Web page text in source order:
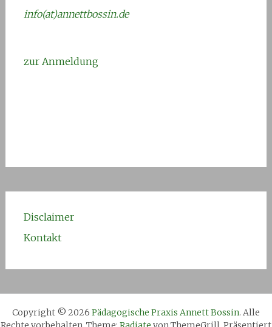
info(at)annettbossin.de
zur Anmeldung
Disclaimer
Kontakt
Copyright © 2026 Pädagogische Praxis Annett Bossin. Alle